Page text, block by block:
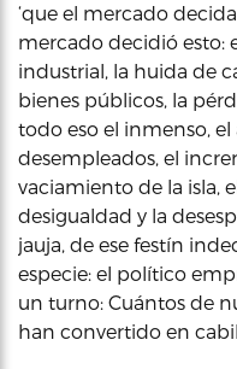
‘que el mercado
mercado decidió esto:
industrial, la huida de
bienes públicos, la
todo eso el inmenso,
desempleados, el
vaciamiento de la isla,
desigualdad y la
jauja, de ese festín
especie: el político
un turno: Cuántos de
han convertido en